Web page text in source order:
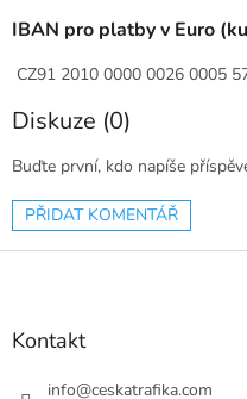
IBAN pro platby v Euro
CZ91 2010 0000 0026 0005
Diskuze (0)
Buďte první, kdo napíše
PŘIDAT KOMENTÁŘ
Z
Kontakt
info@ceskatrafika.com